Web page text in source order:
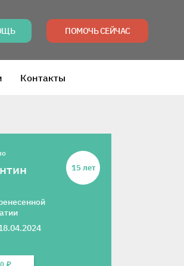
ПОМОЧЬ СЕЙЧАС
Контакты
₽
15 лет